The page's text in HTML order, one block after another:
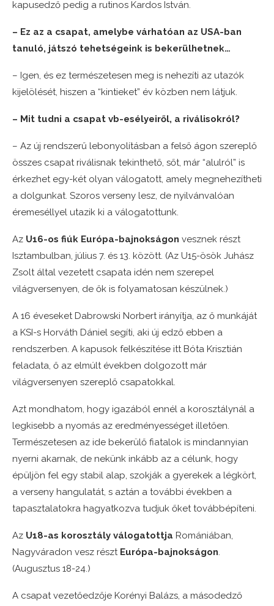
kapusedző pedig a rutinos Kardos István.
– Ez az a csapat, amelybe várhatóan az USA-ban
tanuló, játszó tehetségeink is bekerülhetnek…
– Igen, és ez természetesen meg is nehezíti az utazók
kijelölését, hiszen a “kintieket” év közben nem látjuk.
– Mit tudni a csapat vb-esélyeiről, a riválisokról?
– Az új rendszerű lebonyolításban a felső ágon szereplő
összes csapat riválisnak tekinthető, sőt, már “alulról” is
érkezhet egy-két olyan válogatott, amely megnehezítheti
a dolgunkat. Szoros verseny lesz, de nyilvánvalóan
éremeséllyel utazik ki a válogatottunk.
Az U16-os fiúk Európa-bajnokságon vesznek részt
Isztambulban, július 7. és 13. között. (Az U15-ösök Juhász
Zsolt által vezetett csapata idén nem szerepel
világversenyen, de ők is folyamatosan készülnek.)
A 16 éveseket Dabrowski Norbert irányítja, az ő munkáját
a KSI-s Horváth Dániel segíti, aki új edző ebben a
rendszerben. A kapusok felkészítése itt Bóta Krisztián
feladata, ő az elmúlt években dolgozott már
világversenyen szereplő csapatokkal.
Azt mondhatom, hogy igazából ennél a korosztálynál a
legkisebb a nyomás az eredményességet illetően.
Természetesen az ide bekerülő fiatalok is mindannyian
nyerni akarnak, de nekünk inkább az a célunk, hogy
épüljön fel egy stabil alap, szokják a gyerekek a légkört,
a verseny hangulatát, s aztán a további években a
tapasztalatokra hagyatkozva tudjuk őket továbbépíteni.
Az U18-as korosztály válogatottja Romániában,
Nagyváradon vesz részt Európa-bajnokságon.
(Augusztus 18-24.)
A csapat vezetőedzője Korényi Balázs, a másodedző